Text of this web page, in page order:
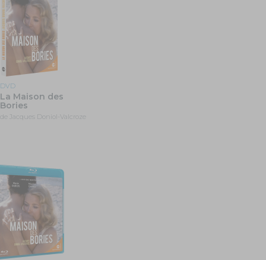
DVD
La Maison des
Bories
de Jacques Doniol-Valcroze